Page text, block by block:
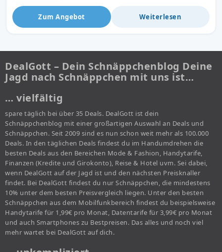
Zum Angebot Weiterlesen
DealGott – Dein Schnäppchenblog Deine
Jagd nach Schnäppchen mit uns ist…
… vielfältig
spare täglich bei über 35 Deals. DealGott ist dein
Schnäppchenblog mit einer großartigen Auswahl an Deals und
Schnäppchen. Seit 2009 sind es nun schon weit mehr als 100.000
Deals. In den täglichen Deals findest du im Handumdrehen die
besten Deals aus den Bereichen Mode & Fashion, Handytarife,
Finanzen (Kredite und Girokonto), Reise & Hotel uvm. Sei dabei,
wenn DealGott auf der Jagd ist und den nächsten Preisknaller
findet. Bei DealGott findest du nur Schnäppchen, die mindestens
10% unter dem besten Preisvergleich liegen. Unter den besten
Schnäppchen aus dem Mobilfunkbereich findest du beispielsweise
Handytarife für 1,99€ pro Monat, Datentarife für 3,99€ pro Monat
und auch Smartphones zu Bestpreisen. Das alles und noch viel
mehr wartet bei DealGott auf dich.